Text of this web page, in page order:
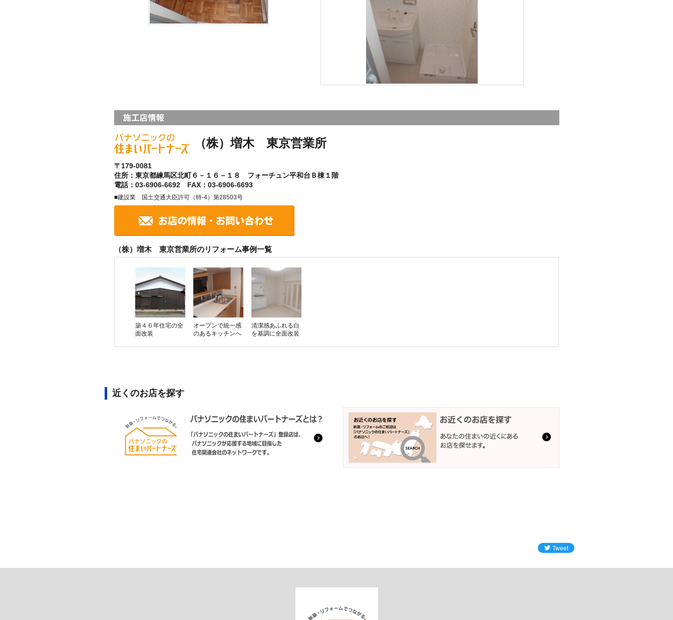
（株）増木 東京営業所
〒179-0081
住所：東京都練馬区北町６－１６－１８ フォーチュン平和台Ｂ棟１階
電話：03-6906-6692 FAX：03-6906-6693
■建設業 国土交通大臣許可（特-4）第28503号
（株）増木 東京営業所のリフォーム事例一覧
築４６年住宅の全
面改装
オープンで統一感
のあるキッチンへ
清潔感あふれる白
を基調に全面改装
近くのお店を探す